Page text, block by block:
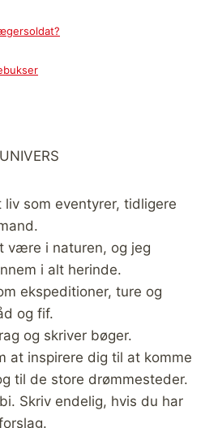
som eventyrer, tidligere
være i naturen, og jeg
i alt herinde.
ekspeditioner, ture og
og fif.
og skriver bøger.
at inspirere dig til at komme
til de store drømmesteder.
Skriv endelig, hvis du har